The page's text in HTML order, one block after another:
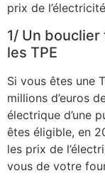
prix de
1/ Un
les TPE
Si vous êtes une
millions d’euros
électrique d’une
êtes éligible, en
les prix de
vous de votre